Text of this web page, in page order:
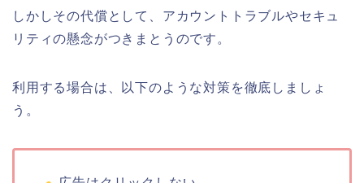
しかしその代償として、アカウントトラブルやセキュ
リティの懸念がつきまとうのです。
利用する場合は、以下のような対策を徹底しましょ
う。